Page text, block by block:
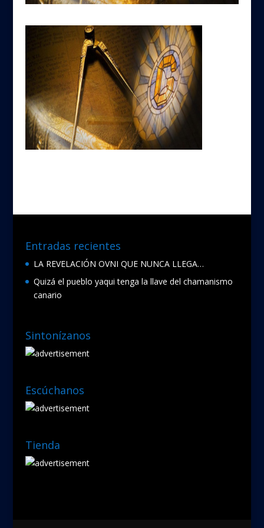
Entradas recientes
LA REVELACIÓN OVNI QUE NUNCA LLEGA…
Quizá el pueblo yaqui tenga la llave del chamanismo
canario
Sintonízanos
Escúchanos
Tienda